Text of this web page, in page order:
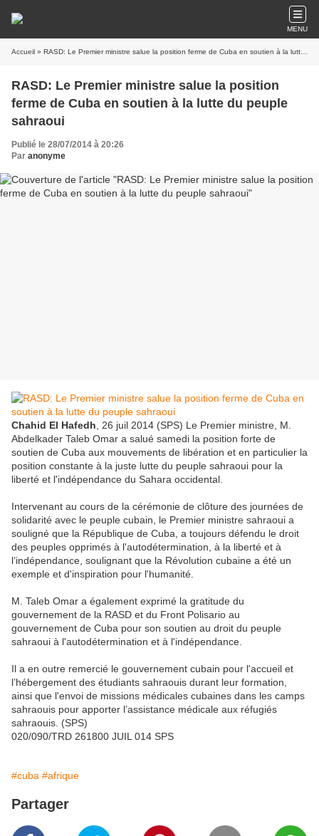
MENU
Accueil » RASD: Le Premier ministre salue la position ferme de Cuba en soutien à la lutte du peuple sahraoui
RASD: Le Premier ministre salue la position
ferme de Cuba en soutien à la lutte du peuple
sahraoui
Publié le 28/07/2014 à 20:26
Par anonyme
Chahid El Hafedh , 26 juil 2014 (SPS) Le Premier ministre, M.
Abdelkader Taleb Omar a salué samedi la position forte de
soutien de Cuba aux mouvements de libération et en particulier la
position constante à la juste lutte du peuple sahraoui pour la
liberté et l'indépendance du Sahara occidental.
Intervenant au cours de la cérémonie de clôture des journées de
solidarité avec le peuple cubain, le Premier ministre sahraoui a
souligné que la République de Cuba, a toujours défendu le droit
des peuples opprimés à l'autodétermination, à la liberté et à
l’indépendance, soulignant que la Révolution cubaine a été un
exemple et d'inspiration pour l'humanité.
M. Taleb Omar a également exprimé la gratitude du
gouvernement de la RASD et du Front Polisario au
gouvernement de Cuba pour son soutien au droit du peuple
sahraoui à l'autodétermination et à l'indépendance.
Il a en outre remercié le gouvernement cubain pour l'accueil et
l’hébergement des étudiants sahraouis durant leur formation,
ainsi que l'envoi de missions médicales cubaines dans les camps
sahraouis pour apporter l’assistance médicale aux réfugiés
sahraouis. (SPS)
020/090/TRD 261800 JUIL 014 SPS
#cuba #afrique
Partager